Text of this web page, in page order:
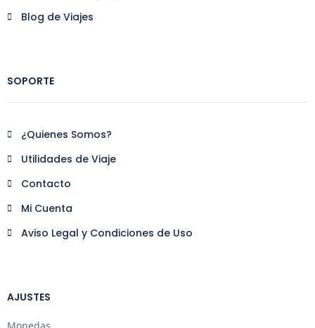
Blog de Viajes
SOPORTE
¿Quienes Somos?
Utilidades de Viaje
Contacto
Mi Cuenta
Aviso Legal y Condiciones de Uso
AJUSTES